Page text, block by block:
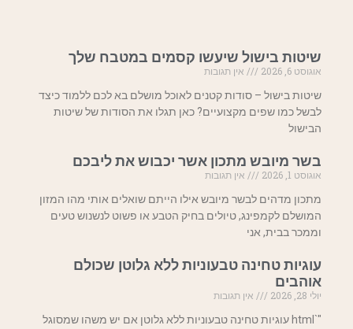
שיטות בישול שיעשו קסמים במטבח שלך
אוגוסט 6, 2026
אין תגובות
שיטות בישול – סודות קטנים לאוכל מושלם בא לכם ללמוד כיצד
לבשל כמו שפים מקצועיים? כאן תגלו את הסודות של שיטות
הבישול
בשר מיובש מתכון אשר יכבוש את ליבכם
אוגוסט 1, 2026
אין תגובות
מתכון מדהים לבשר מיובש אילו הייתם שואלים אותי מהו המזון
המושלם לקמפינג, טיולים בחיק הטבע או פשוט לנשנוש טעים
וממכר בבית, אני
עוגיות טחינה טבעוניות ללא גלוטן שכולם
אוהבים
יולי 28, 2026
אין תגובות
"`html עוגיות טחינה טבעוניות ללא גלוטן אם יש משהו שמסוגל